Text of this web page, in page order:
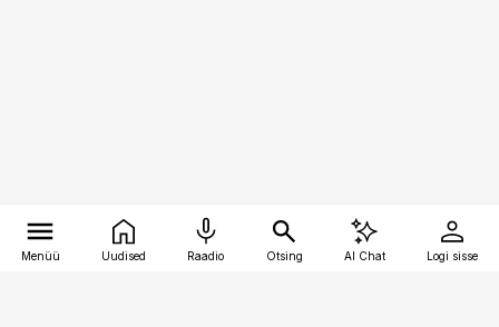
Menüü Uudised Raadio Otsing AI Chat Logi sisse